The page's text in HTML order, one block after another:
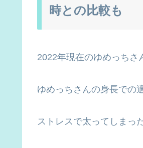
時との比較も
2022年現在のゆめっちさ
ゆめっちさんの身長での
ストレスで太ってしまっ